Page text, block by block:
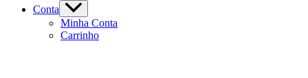
Conta
Minha Conta
Carrinho